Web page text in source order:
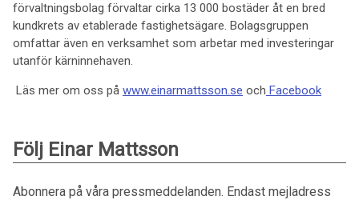
förvaltningsbolag förvaltar cirka 13 000 bostäder åt en bred
kundkrets av etablerade fastighetsägare. Bolagsgruppen
omfattar även en verksamhet som arbetar med investeringar
utanför kärninnehaven.
Läs mer om oss på www.einarmattsson.se och Facebook
Följ Einar Mattsson
Abonnera på våra pressmeddelanden. Endast mejladress